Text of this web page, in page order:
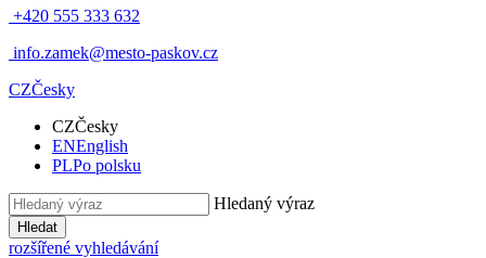
+420 555 333 632
info.zamek@mesto-paskov.cz
CZČesky
CZČesky
ENEnglish
PLPo polsku
Hledaný výraz
Hledat
rozšířené vyhledávání